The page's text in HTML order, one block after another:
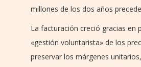
millones de los dos años
La facturación creció gracias en
«gestión voluntarista» de los
preservar los márgenes